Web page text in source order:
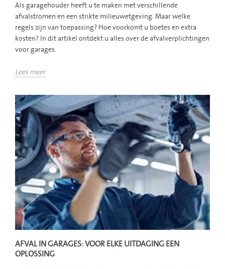
Als garagehouder heeft u te maken met verschillende
afvalstromen en een strikte milieuwetgeving. Maar welke
regels zijn van toepassing? Hoe voorkomt u boetes en extra
kosten? In dit artikel ontdekt u alles over de afvalverplichtingen
voor garages.
Lees meer
AFVAL IN GARAGES: VOOR ELKE UITDAGING EEN
OPLOSSING